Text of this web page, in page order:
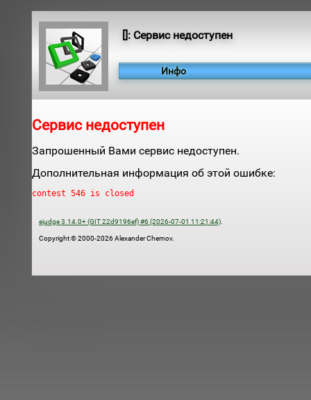
[]: Сервис недоступен
Инфо
Сервис недоступен
Запрошенный Вами сервис недоступен.
Дополнительная информация об этой ошибке:
contest 546 is closed
ejudge 3.14.0+ (GIT 22d9196ef) #6 (2026-07-01 11:21:44)
Copyright © 2000-2026 Alexander Chernov.